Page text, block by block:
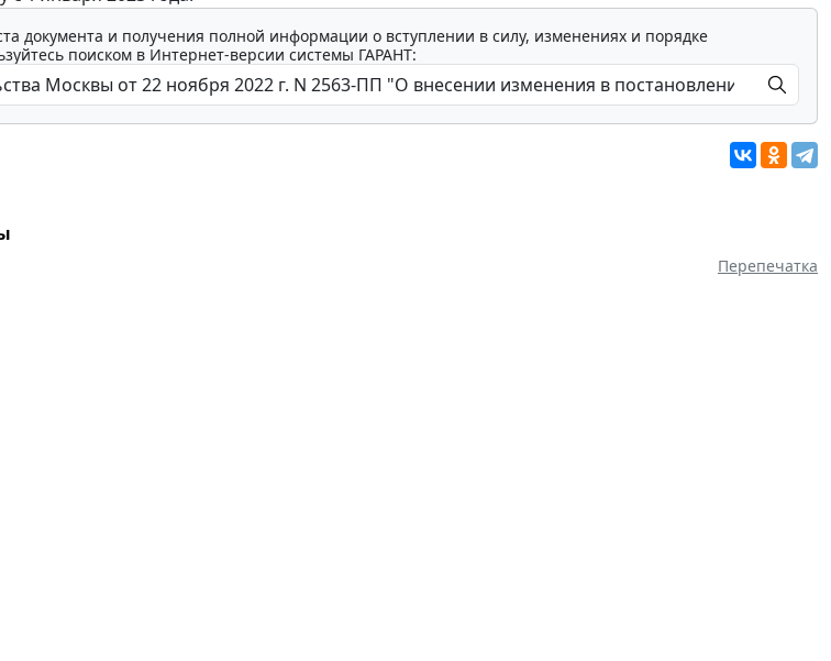
документа и получения полной информации о вступлении в силу, изменениях и порядке
поиском в Интернет-версии системы ГАРАНТ:
Перепечатка